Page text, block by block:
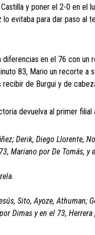
y poner el 2-0 en el
lo evitaba para dar paso al
diferencias en el 76 con
83, Mario un recorte a
de Burgui y de
devuelva al primer
Derik, Diego Llorente,
Mariano por De Tomás, y
Sito, Ayoze, Athuman;
Dimas y en el 73, Herrera